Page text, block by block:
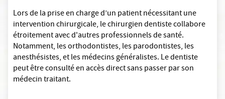
Lors de la prise en charge d’un patient nécessitant une
intervention chirurgicale, le chirurgien dentiste collabore
étroitement avec d'autres professionnels de santé.
Notamment, les orthodontistes, les parodontistes, les
anesthésistes, et les médecins généralistes. Le dentiste
peut être consulté en accès direct sans passer par son
médecin traitant.